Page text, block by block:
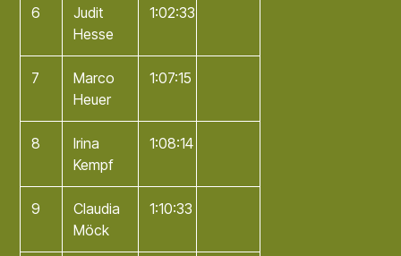
6
Judit
Hesse
1:02:33
7
Marco
Heuer
1:07:15
8
Irina
Kempf
1:08:14
9
Claudia
Möck
1:10:33